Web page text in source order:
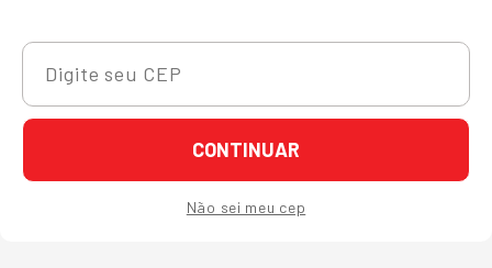
CONTINUAR
Não sei meu cep